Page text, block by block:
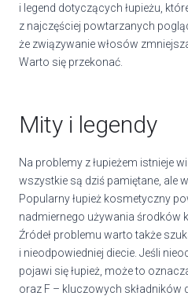
i legend dotyczących łupieżu,
z najczęściej powtarzanych
że związywanie włosów
Warto się przekonać.
Mity i legendy
Na problemy z łupieżem istnieje
wszystkie są dziś pamiętane, ale
Popularny łupież kosmetyczny
nadmiernego używania środków
Źródeł problemu warto także
i nieodpowiedniej diecie. Jeśli
pojawi się łupież, może to
oraz F – kluczowych składników